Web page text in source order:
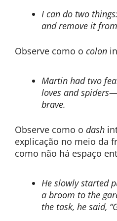
I can do two
and remove it
Observe como o colon
Martin had two
loves and
brave.
Observe como o dash
explicação no meio da
como não há espaço
He slowly started
a broom to the
the task, he said,